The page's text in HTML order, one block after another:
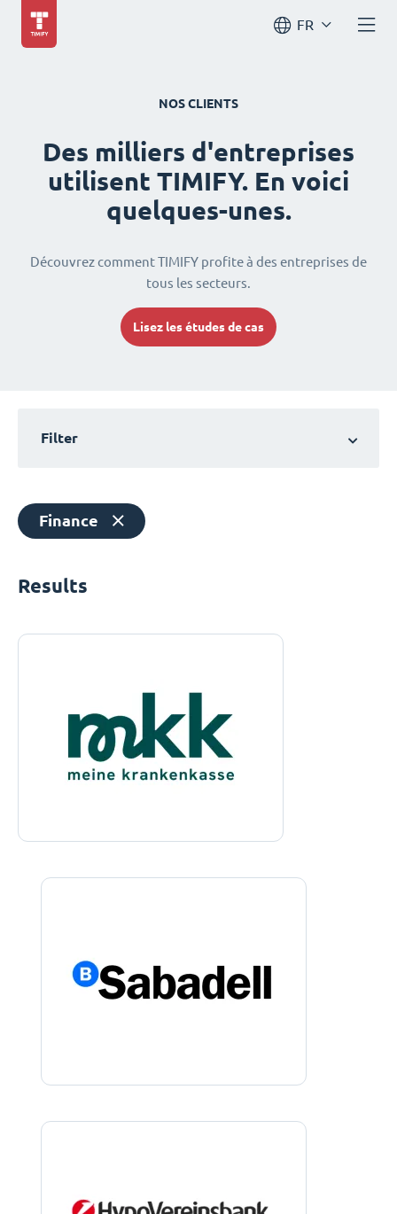
FR
NOS CLIENTS
Des milliers d'entreprises
utilisent TIMIFY. En voici
quelques-unes.
Découvrez comment TIMIFY profite à des entreprises de
tous les secteurs.
Lisez les études de cas
Filter
Finance
Results